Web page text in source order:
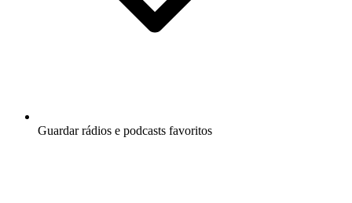
Guardar rádios e podcasts favoritos